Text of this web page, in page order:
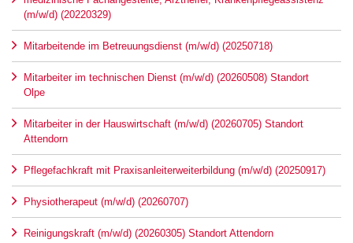
(m/w/d) (20220329)
Mitarbeitende im Betreuungsdienst (m/w/d) (20250718)
Mitarbeiter im technischen Dienst (m/w/d) (20260508) Standort
Olpe
Mitarbeiter in der Hauswirtschaft (m/w/d) (20260705) Standort
Attendorn
Pflegefachkraft mit Praxisanleiterweiterbildung (m/w/d) (20250917)
Physiotherapeut (m/w/d) (20260707)
Reinigungskraft (m/w/d) (20260305) Standort Attendorn